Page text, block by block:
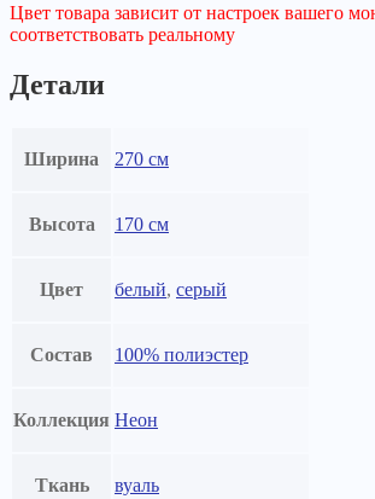
Цвет товара зависит от настроек вашего
соответствовать реальному
Детали
Ширина 270 см
Высота 170 см
Цвет белый, серый
Состав 100% полиэстер
Коллекция Неон
Ткань вуаль